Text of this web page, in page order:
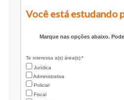
Você está estudando
Marque nas opções abaixo.
Te interessa a(s) área(s):*
Jurídica
Administrativa
Policial
Fiscal